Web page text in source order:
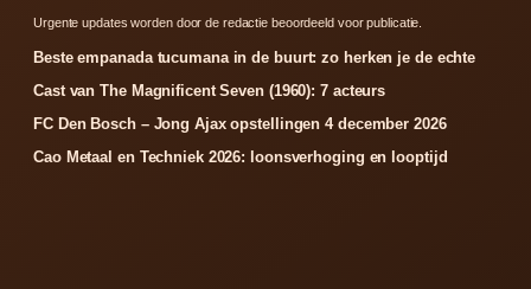
Urgente updates worden door de redactie beoordeeld voor publicatie.
Beste empanada tucumana in de buurt: zo herken je de echte
Cast van The Magnificent Seven (1960): 7 acteurs
FC Den Bosch – Jong Ajax opstellingen 4 december 2026
Cao Metaal en Techniek 2026: loonsverhoging en looptijd